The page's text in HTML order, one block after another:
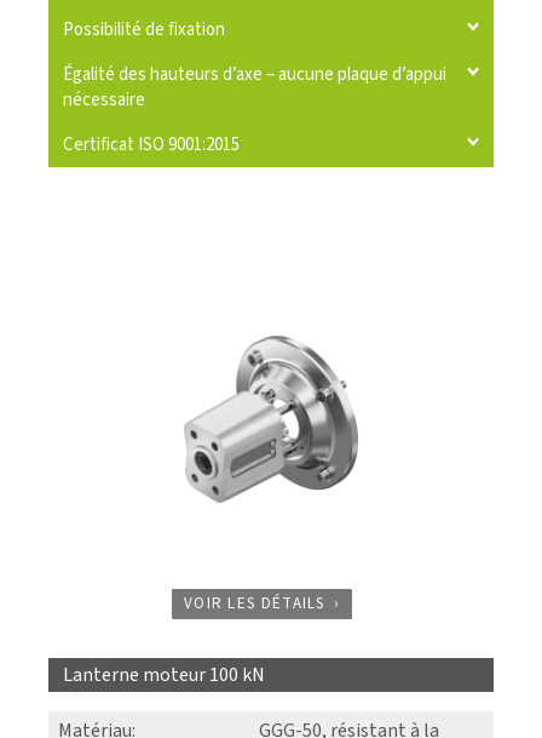
Possibilité de fixation
Égalité des hauteurs d’axe – aucune plaque d’appui
nécessaire
Certificat ISO 9001:2015
VOIR LES DÉTAILS
Lanterne moteur 100 kN
Matériau: GGG-50, résistant à la